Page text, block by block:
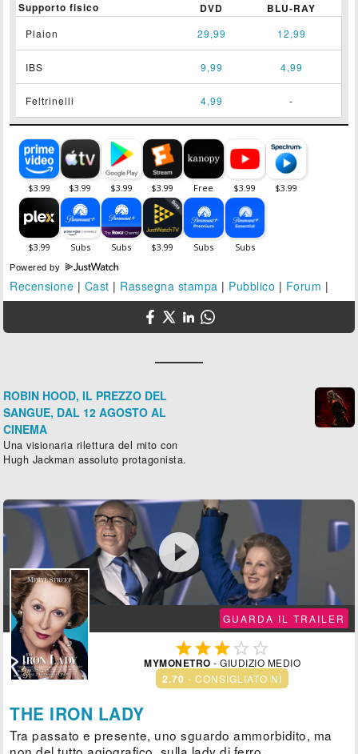
Supporto fisico DVD BLU-RAY
Plaion 29,99 12,99
IBS 9,99 4,99
Feltrinelli 4,99 -
Powered by
Recensione | Cast | Rassegna stampa | Pubblico | Forum |
ROBIN HOOD, IL PREZZO DEL
SANGUE, DAL 12 AGOSTO AL
CINEMA
Una visionaria rilettura del mito con
Hugh Jackman assoluto protagonista.

GUARDA IL TRAILER
  
MYMONETRO - GIUDIZIO MEDIO
2.70 - CONSIGLIATO NÌ
THE IRON LADY
Tra passato e presente, uno sguardo ammorbidito, ma